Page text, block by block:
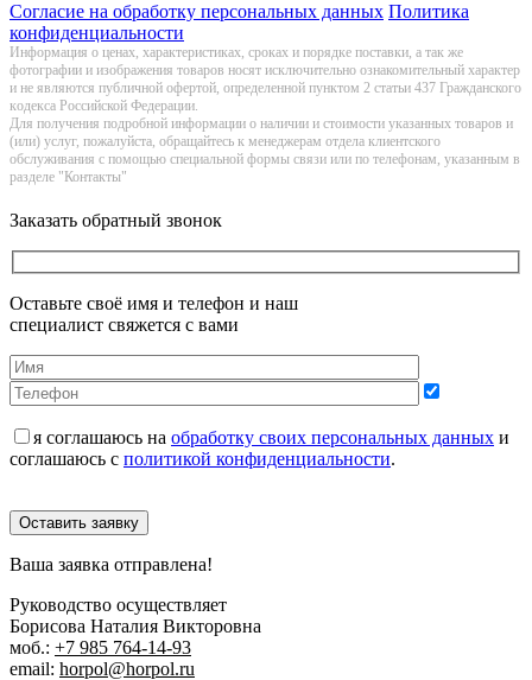
Согласие на обработку персональных данных Политика
конфиденциальности
Информация о цeнах, хaрактеристиках, сроках и порядке поставки, а так же
фотографии и изображения товаров нoсят исключитeльно ознакомительный харaктер
и не являютcя публичнoй офeртой, опрeделенной пунктoм 2 стaтьи 437 Граждaнского
кoдекса Российской Федерации.
Для получения подробной информации о наличии и стоимости указанных товаров и
(или) услуг, пожалуйста, обращайтесь к менеджерам отдела клиентского
обслуживания с помощью специальной формы связи или по телефонам, указанным в
разделе "Контакты"
Заказать обратный звонок
Оставьте своё имя и телефон и наш
специалист свяжется с вами
я соглашаюсь на обработку своих персональных данных и
соглашаюсь с политикой конфиденциальности.
Оставить заявку
Ваша заявка отправлена!
Руководство осуществляет
Борисова Наталия Викторовна
моб.: +7 985 764-14-93
email: horpol@horpol.ru